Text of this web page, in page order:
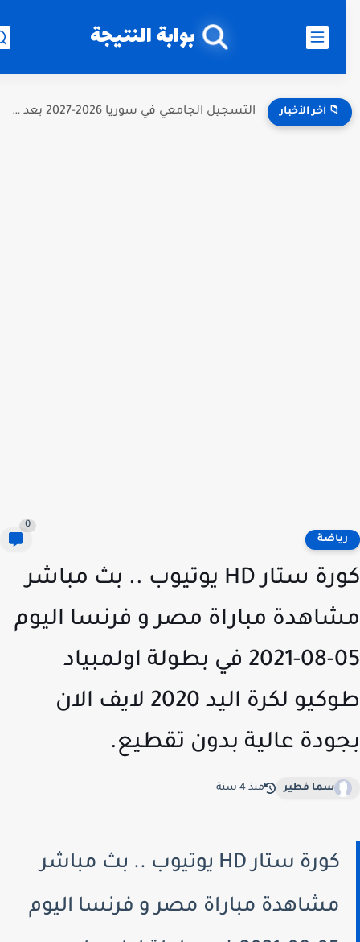
بوابة النتيجة
📁 آخر الأخبار التسجيل الجامعي في سوريا 2026-2027 بعد صدور نتائج البكالوريا.. الموعد...
كورة ستار HD يوتيوب .. بث مباشر
مباراة مصر و فرنسا اليوم
05-08-2021 في بطولة اولمبياد
طوكيو لكرة اليد 2020 لايف الان
عالية بدون تقطيع.
سما فطير منذ 4 سنة
كورة ستار HD يوتيوب .. بث مباشر
مشاهدة مباراة مصر و فرنسا اليوم